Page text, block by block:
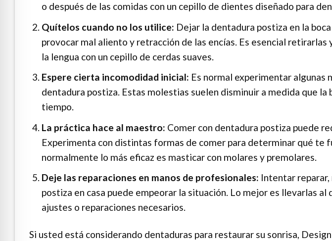
o después de las comidas con un cepillo de dientes diseñado para
Quítelos cuando no los utilice: Dejar la dentadura postiza en la
provocar mal aliento y retracción de las encías. Es esencial retirarlas
la lengua con un cepillo de cerdas suaves.
Espere cierta incomodidad inicial: Es normal experimentar algunas
dentadura postiza. Estas molestias suelen disminuir a medida que la
tiempo.
La práctica hace al maestro: Comer con dentadura postiza puede
Experimenta con distintas formas de comer para determinar qué te
normalmente lo más eficaz es masticar con molares y premolares.
Deje las reparaciones en manos de profesionales: Intentar
postiza en casa puede empeorar la situación. Lo mejor es llevarlas
ajustes o reparaciones necesarios.
Si usted está considerando dentaduras para restaurar su sonrisa,